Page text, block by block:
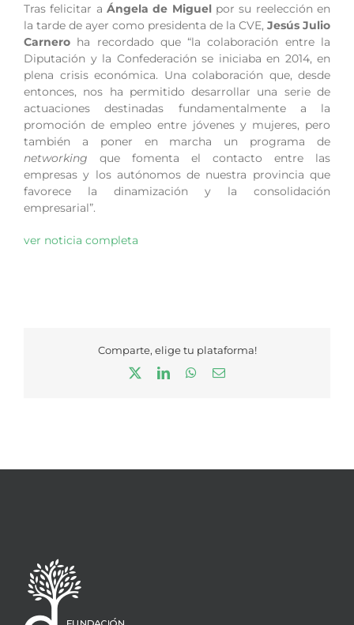
Tras felicitar a Ángela de Miguelpor su reelección en
la tarde de ayer como presidenta de la CVE, Jesús Julio
Carnero ha recordado que “la colaboración entre la
Diputación y la Confederación se iniciaba en 2014, en
plena crisis económica. Una colaboración que, desde
entonces, nos ha permitido desarrollar una serie de
actuaciones destinadas fundamentalmente a la
promoción de empleo entre jóvenes y mujeres, pero
también a poner en marcha un programa de
networking que fomenta el contacto entre las
empresas y los autónomos de nuestra provincia que
favorece la dinamización y la consolidación
empresarial”.
ver noticia completa
Comparte, elige tu plataforma!
LinkedInWhatsApp
Correo